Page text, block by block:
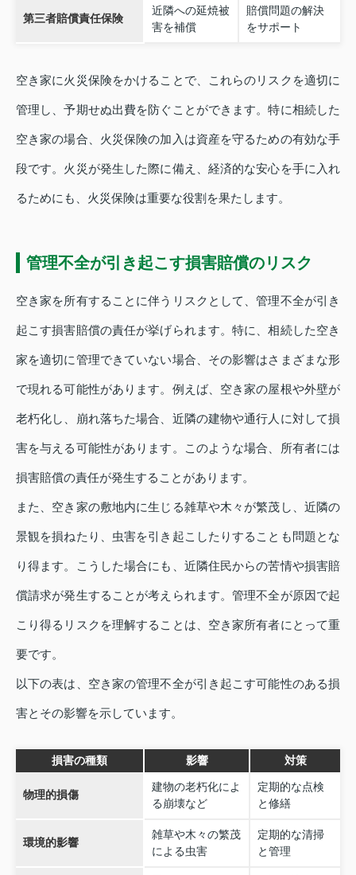
第三者賠償責任保険
近隣への延焼被
害を補償
賠償問題の解決
をサポート
空き家に火災保険をかけることで、これらのリスクを適切に
管理し、予期せぬ出費を防ぐことができます。特に相続した
空き家の場合、火災保険の加入は資産を守るための有効な手
段です。火災が発生した際に備え、経済的な安心を手に入れ
るためにも、火災保険は重要な役割を果たします。
管理不全が引き起こす損害賠償のリスク
空き家を所有することに伴うリスクとして、管理不全が引き
起こす損害賠償の責任が挙げられます。特に、相続した空き
家を適切に管理できていない場合、その影響はさまざまな形
で現れる可能性があります。例えば、空き家の屋根や外壁が
老朽化し、崩れ落ちた場合、近隣の建物や通行人に対して損
害を与える可能性があります。このような場合、所有者には
損害賠償の責任が発生することがあります。
また、空き家の敷地内に生じる雑草や木々が繁茂し、近隣の
景観を損ねたり、虫害を引き起こしたりすることも問題とな
り得ます。こうした場合にも、近隣住民からの苦情や損害賠
償請求が発生することが考えられます。管理不全が原因で起
こり得るリスクを理解することは、空き家所有者にとって重
要です。
以下の表は、空き家の管理不全が引き起こす可能性のある損
害とその影響を示しています。
損害の種類 影響 対策
物理的損傷
建物の老朽化によ
る崩壊など
定期的な点検
と修繕
環境的影響
雑草や木々の繁茂
による虫害
定期的な清掃
と管理